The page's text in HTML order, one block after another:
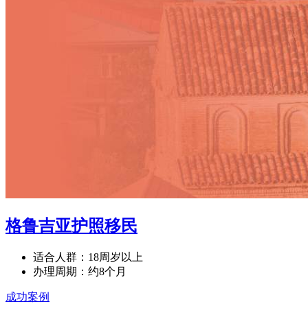
格鲁吉亚护照移民
适合人群：18周岁以上
办理周期：约8个月
成功案例